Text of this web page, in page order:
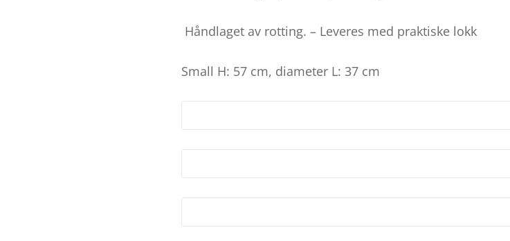
Håndlaget av rotting. – Leveres med praktiske lokk
Small H: 57 cm, diameter L: 37 cm